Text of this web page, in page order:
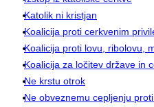
Katolik ni kristjan
Koalicija proti cerkvenim
Koalicija proti lovu, ribolovu,
Koalicija za ločitev države in
Ne krstu otrok
Ne obveznemu cepljenju